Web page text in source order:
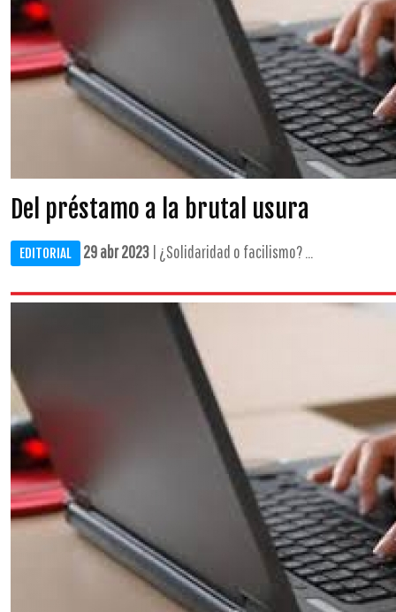
Del préstamo a la brutal usura
EDITORIAL 29 abr 2023 | ¿Solidaridad o facilismo? ...